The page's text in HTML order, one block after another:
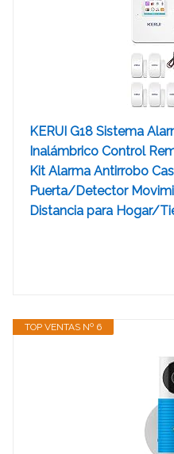
KERUI G18 Sistema
Inalámbrico Control
Kit Alarma Antirrobo
Puerta/Detector
Distancia para Hogar/
TOP VENTAS Nº 6